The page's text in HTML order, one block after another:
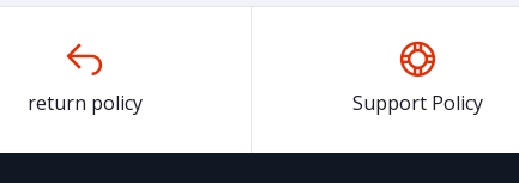
return policy Support Policy